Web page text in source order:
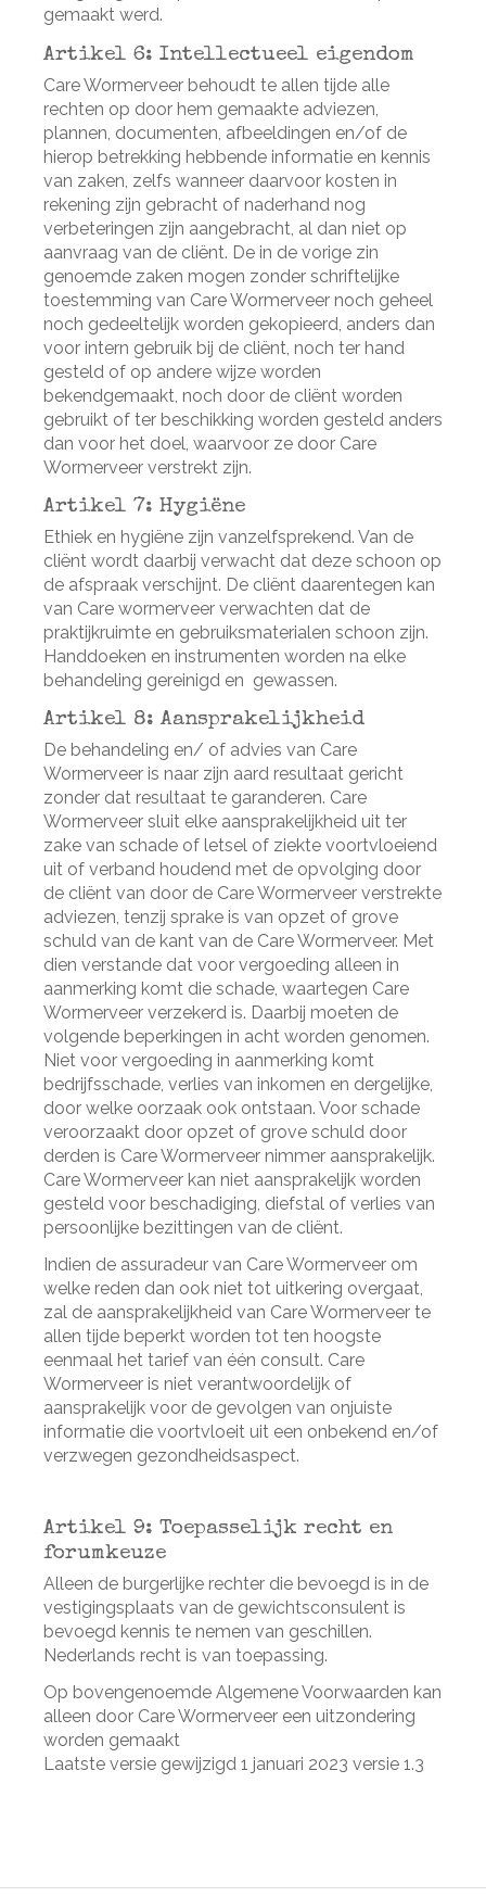
gemaakt werd.
Artikel 6: Intellectueel eigendom
Care Wormerveer behoudt te allen tijde alle
rechten op door hem gemaakte adviezen,
plannen, documenten, afbeeldingen en/of de
hierop betrekking hebbende informatie en kennis
van zaken, zelfs wanneer daarvoor kosten in
rekening zijn gebracht of naderhand nog
verbeteringen zijn aangebracht, al dan niet op
aanvraag van de cliënt. De in de vorige zin
genoemde zaken mogen zonder schriftelijke
toestemming van Care Wormerveer noch geheel
noch gedeeltelijk worden gekopieerd, anders dan
voor intern gebruik bij de cliënt, noch ter hand
gesteld of op andere wijze worden
bekendgemaakt, noch door de cliënt worden
gebruikt of ter beschikking worden gesteld anders
dan voor het doel, waarvoor ze door Care
Wormerveer verstrekt zijn.
Artikel 7: Hygiëne
Ethiek en hygiëne zijn vanzelfsprekend. Van de
cliënt wordt daarbij verwacht dat deze schoon op
de afspraak verschijnt. De cliënt daarentegen kan
van Care wormerveer verwachten dat de
praktijkruimte en gebruiksmaterialen schoon zijn.
Handdoeken en instrumenten worden na elke
behandeling gereinigd en gewassen.
Artikel 8: Aansprakelijkheid
De behandeling en/ of advies van Care
Wormerveer is naar zijn aard resultaat gericht
zonder dat resultaat te garanderen. Care
Wormerveer sluit elke aansprakelijkheid uit ter
zake van schade of letsel of ziekte voortvloeiend
uit of verband houdend met de opvolging door
de cliënt van door de Care Wormerveer verstrekte
adviezen, tenzij sprake is van opzet of grove
schuld van de kant van de Care Wormerveer. Met
dien verstande dat voor vergoeding alleen in
aanmerking komt die schade, waartegen Care
Wormerveer verzekerd is. Daarbij moeten de
volgende beperkingen in acht worden genomen.
Niet voor vergoeding in aanmerking komt
bedrijfsschade, verlies van inkomen en dergelijke,
door welke oorzaak ook ontstaan. Voor schade
veroorzaakt door opzet of grove schuld door
derden is Care Wormerveer nimmer aansprakelijk.
Care Wormerveer kan niet aansprakelijk worden
gesteld voor beschadiging, diefstal of verlies van
persoonlijke bezittingen van de cliënt.
Indien de assuradeur van Care Wormerveer om
welke reden dan ook niet tot uitkering overgaat,
zal de aansprakelijkheid van Care Wormerveer te
allen tijde beperkt worden tot ten hoogste
eenmaal het tarief van één consult. Care
Wormerveer is niet verantwoordelijk of
aansprakelijk voor de gevolgen van onjuiste
informatie die voortvloeit uit een onbekend en/of
verzwegen gezondheidsaspect.
Artikel 9: Toepasselijk recht en
forumkeuze
Alleen de burgerlijke rechter die bevoegd is in de
vestigingsplaats van de gewichtsconsulent is
bevoegd kennis te nemen van geschillen.
Nederlands recht is van toepassing.
Op bovengenoemde Algemene Voorwaarden kan
alleen door Care Wormerveer een uitzondering
worden gemaakt
Laatste versie gewijzigd 1 januari 2023 versie 1.3